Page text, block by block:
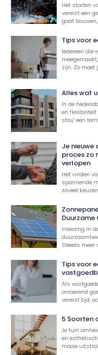
Het starten
vereist een
gaat
Tips voor
Iedereen die
zijn. Zo moet
Alles wat
In de
en
stay’ een
Je nieuwe
proces zo
verlopen
Het vinden
spannende
zoveel
Duurzame
Inleiding In
Steeds meer
Tips voor
Als
onroerend
vereist tijd,
5 Soorten
Je tuin
en
mooie